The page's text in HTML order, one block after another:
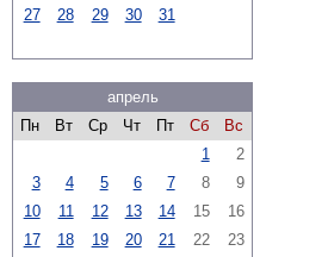
27 28 29 30 31
апрель
Пн
Вт Ср Чт Пт Сб
Вс
1
2
3
4 5 6 7 8
9
10
11 12 13 14 15
16
17
18 19 20 21 22
23